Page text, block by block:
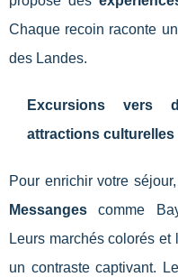
Chaque recoin raconte
des Landes.
Excursions vers
attractions culturelles
Pour enrichir votre
Messanges comme
Leurs marchés colorés
un contraste captivant.